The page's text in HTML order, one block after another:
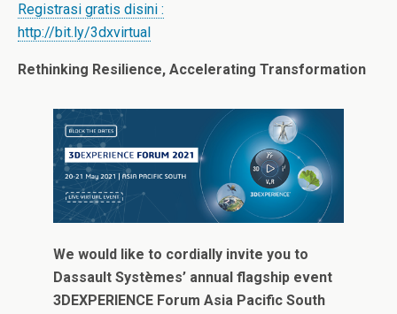
Registrasi gratis disini :
http://bit.ly/3dxvirtual
Rethinking Resilience, Accelerating Transformation
We would like to cordially invite you to
Dassault Systèmes’ annual flagship event
3DEXPERIENCE Forum Asia Pacific South